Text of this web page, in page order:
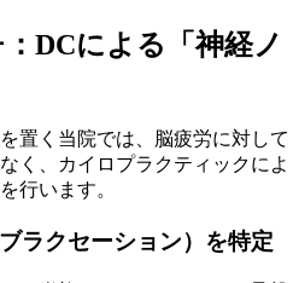
DCによる「神経ノ
置く当院では、脳疲労に対して
く、カイロプラクティックによ
行います。
ラクセーション）を特定